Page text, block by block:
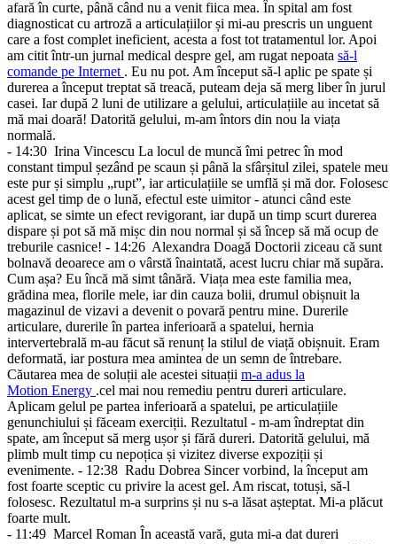
afară în curte, până când nu a venit fiica mea. În spital am fost
diagnosticat cu artroză a articulațiilor și mi-au prescris un unguent
care a fost complet ineficient, acesta a fost tot tratamentul lor. Apoi
am citit într-un jurnal medical despre gel, am rugat nepoata să-l
comande pe Internet . Eu nu pot. Am început să-l aplic pe spate și
durerea a început treptat să treacă, puteam deja să merg liber în jurul
casei. Iar după 2 luni de utilizare a gelului, articulațiile au incetat să
mă mai doară! Datorită gelului, m-am întors din nou la viața
normală.
- 14:30 Irina Vincescu La locul de muncă îmi petrec în mod
constant timpul șezând pe scaun și până la sfârșitul zilei, spatele meu
este pur și simplu „rupt”, iar articulațiile se umflă și mă dor. Folosesc
acest gel timp de o lună, efectul este uimitor - atunci când este
aplicat, se simte un efect revigorant, iar după un timp scurt durerea
dispare și pot să mă mișc din nou normal și să încep să mă ocup de
treburile casnice! - 14:26 Alexandra Doagă Doctorii ziceau că sunt
bolnavă deoarece am o vârstă înaintată, acest lucru chiar mă supăra.
Cum așa? Eu încă mă simt tânără. Viața mea este familia mea,
grădina mea, florile mele, iar din cauza bolii, drumul obișnuit la
magazinul de vizavi a devenit o povară pentru mine. Durerile
articulare, durerile în partea inferioară a spatelui, hernia
intervertebrală m-au făcut să renunț la stilul de viață obișnuit. Eram
deformată, iar postura mea amintea de un semn de întrebare.
Căutarea mea de soluții ale acestei situații m-a adus la
Motion Energy .cel mai nou remediu pentru dureri articulare.
Aplicam gelul pe partea inferioară a spatelui, pe articulațiile
genunchiului și făceam exerciții. Rezultatul - m-am îndreptat din
spate, am început să merg ușor și fără dureri. Datorită gelului, mă
plimb mult timp cu nepoțica și vizitez diverse expoziții și
evenimente. - 12:38 Radu Dobrea Sincer vorbind, la început am
fost foarte sceptic cu privire la acest gel. Am riscat, totuși, să-l
folosesc. Rezultatul m-a surprins și nu s-a lăsat așteptat. Mi-a plăcut
foarte mult.
- 11:49 Marcel Roman În această vară, guta mi-a dat dureri